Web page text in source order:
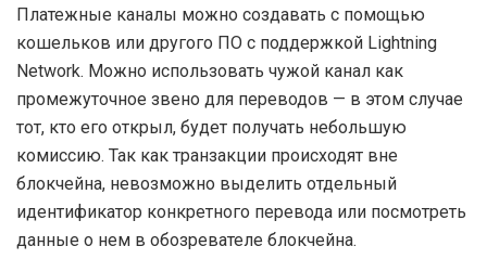
Платежные каналы можно создавать с помощью
кошельков или другого ПО с поддержкой Lightning
Network. Можно использовать чужой канал как
промежуточное звено для переводов — в этом случае
тот, кто его открыл, будет получать небольшую
комиссию. Так как транзакции происходят вне
блокчейна, невозможно выделить отдельный
идентификатор конкретного перевода или посмотреть
данные о нем в обозревателе блокчейна.